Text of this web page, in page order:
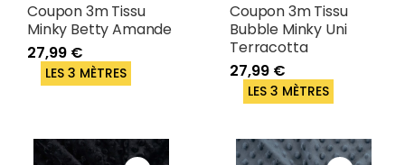
Coupon 3m Tissu
Minky Betty Amande
27,99 €
LES 3 MÈTRES
Coupon 3m Tissu
Bubble Minky Uni
Terracotta
27,99 €
LES 3 MÈTRES